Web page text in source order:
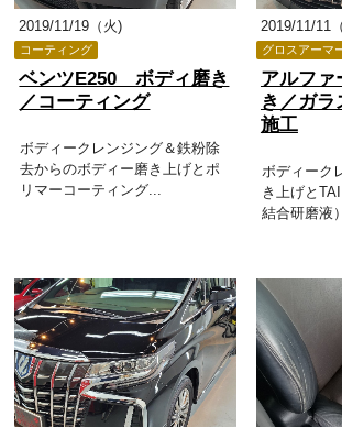
2019/11/19（火)
コーティング
ベンツE250 ボディ磨き
／コーティング
ボディークレンジング＆鉄粉除
去からのボディー磨き上げとポ
リマーコーティング...
2019/11/11
グロスアーマ
アルフ
き／ガラ
施工
ボディーク
き上げと
結合研磨液